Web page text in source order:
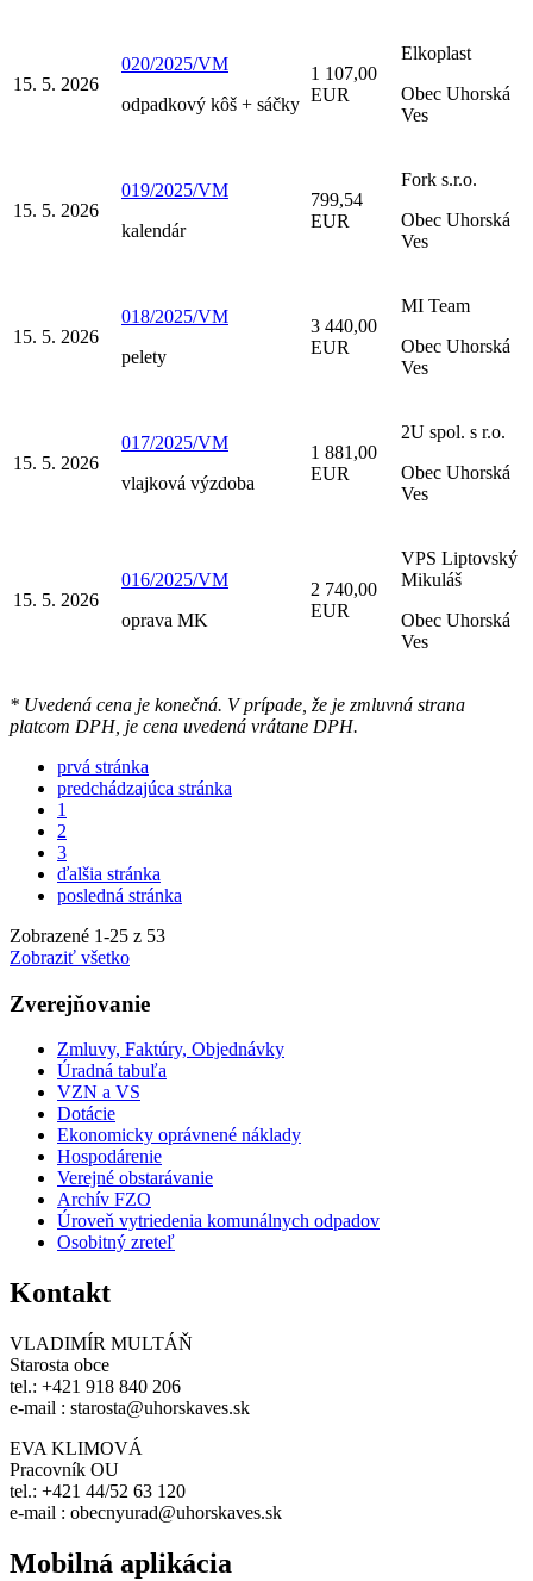
15. 5. 2026
020/2025/VM
odpadkový kôš + sáčky
1 107,00
EUR
Elkoplast
Obec Uhorská
Ves
15. 5. 2026
019/2025/VM
kalendár
799,54
EUR
Fork s.r.o.
Obec Uhorská
Ves
15. 5. 2026
018/2025/VM
pelety
3 440,00
EUR
MI Team
Obec Uhorská
Ves
15. 5. 2026
017/2025/VM
vlajková výzdoba
1 881,00
EUR
2U spol. s r.o.
Obec Uhorská
Ves
15. 5. 2026
016/2025/VM
oprava MK
2 740,00
EUR
VPS Liptovský
Mikuláš
Obec Uhorská
Ves
* Uvedená cena je konečná. V prípade, že je zmluvná strana
platcom DPH, je cena uvedená vrátane DPH.
prvá stránka
predchádzajúca stránka
1
2
3
ďalšia stránka
posledná stránka
Zobrazené 1-25 z 53
Zobraziť všetko
Zverejňovanie
Zmluvy, Faktúry, Objednávky
Úradná tabuľa
VZN a VS
Dotácie
Ekonomicky oprávnené náklady
Hospodárenie
Verejné obstarávanie
Archív FZO
Úroveň vytriedenia komunálnych odpadov
Osobitný zreteľ
Kontakt
VLADIMÍR MULTÁŇ
Starosta obce
tel.: +421 918 840 206
e-mail : starosta@uhorskaves.sk
EVA KLIMOVÁ
Pracovník OU
tel.: +421 44/52 63 120
e-mail : obecnyurad@uhorskaves.sk
Mobilná aplikácia